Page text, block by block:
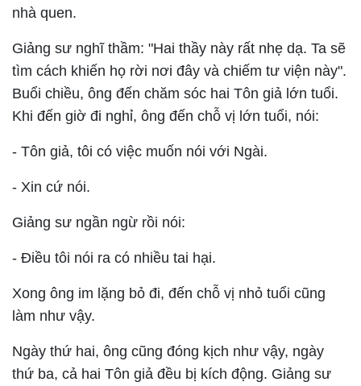
nhà quen.
Giảng sư nghĩ thầm: "Hai thầy này rất nhẹ dạ. Ta sẽ
tìm cách khiến họ rời nơi đây và chiếm tư viện này".
Buổi chiều, ông đến chăm sóc hai Tôn giả lớn tuổi.
Khi đến giờ đi nghỉ, ông đến chỗ vị lớn tuổi, nói:
- Tôn giả, tôi có việc muốn nói với Ngài.
- Xin cứ nói.
Giảng sư ngần ngừ rồi nói:
- Ðiều tôi nói ra có nhiều tai hại.
Xong ông im lặng bỏ đi, đến chỗ vị nhỏ tuổi cũng
làm như vậy.
Ngày thứ hai, ông cũng đóng kịch như vậy, ngày
thứ ba, cả hai Tôn giả đều bị kích động. Giảng sư